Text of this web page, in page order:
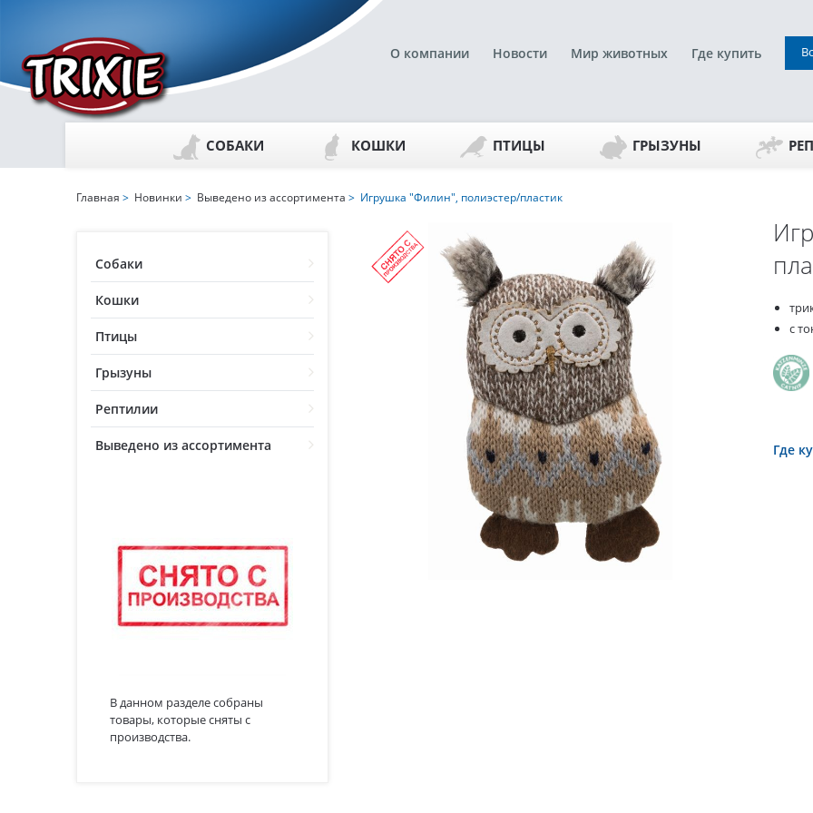
О компании Новости Мир животных Где купить
СОБАКИ КОШКИ ПТИЦЫ ГРЫЗУНЫ
Собаки
Кошки
Птицы
Грызуны
Рептилии
Выведено из ассортимента
В данном разделе собраны
товары, которые сняты с
производства.
Главная > Новинки > Выведено из ассортимента > Игрушка "Филин", полиэстер/пластик
с
Где